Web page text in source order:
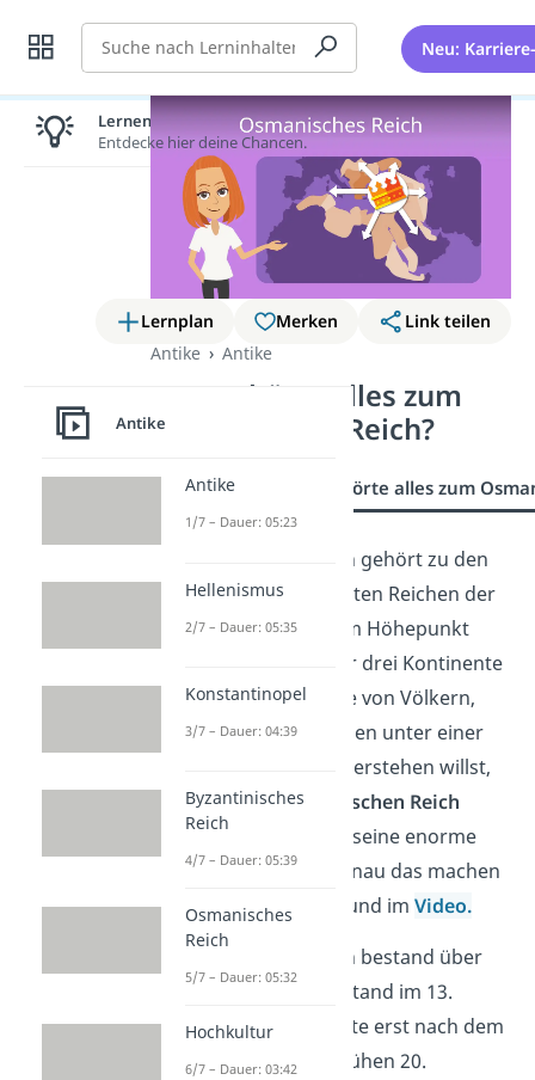
Suche Neu:
Lernplan Merken
Link teilen
Antike
Antike
Wer gehörte alles zum
Osmanischen Reich?
Übersicht Wer gehörte alles zum
Das Osmanische Reich gehört zu den
größten und mächtigsten Reichen der
Geschichte. Auf seinem Höhepunkt
erstreckte es sich über drei Kontinente
und vereinte Hunderte von Völkern,
Sprachen und Religionen unter einer
Herrschaft. Wenn du verstehen willst,
wer alles zumOsmanischen Reich
gehörte, musst du dir seine enorme
Vielfalt anschauen. Genau das machen
wir in diesem Beitrag und im Video.
Das Osmanische Reich bestand über
600 Jahre lang. Es entstand im 13.
Jahrhundert und endete erst nach dem
Ersten Weltkrieg im frühen 20.
Lernen lohnt sich!
Entdecke hier deine Chancen.
Antike
Antike
1/7 – Dauer: 05:23
Hellenismus
2/7 – Dauer: 05:35
Konstantinopel
3/7 – Dauer: 04:39
Byzantinisches
Reich
4/7 – Dauer: 05:39
Osmanisches
Reich
5/7 – Dauer: 05:32
Hochkultur
6/7 – Dauer: 03:42